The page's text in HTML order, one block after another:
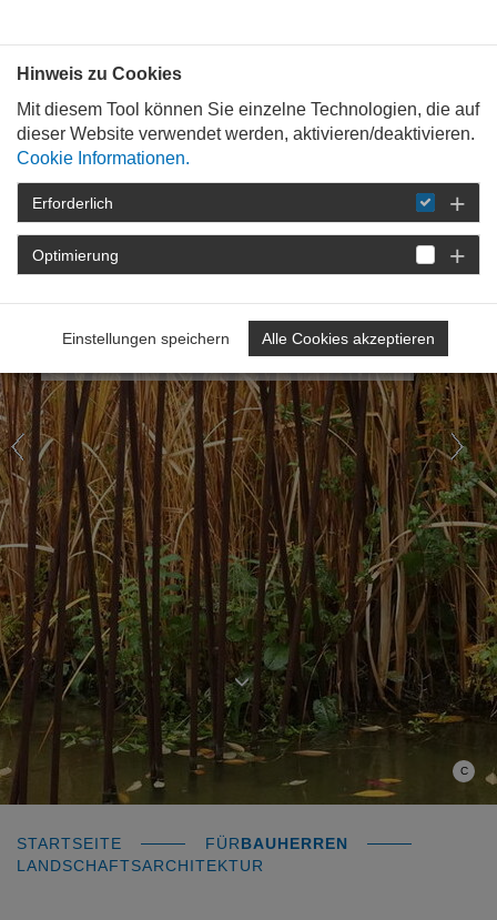
C
Fachgruppe
Landschaftsarchite
P
r
e
v
i
o
N
t
STARTSEITE FÜRBAUHERREN
LANDSCHAFTSARCHITEKTUR
Hinweis zu Cookies
Mit diesem Tool können Sie einzelne Technologien, die auf
dieser Website verwendet werden, aktivieren/deaktivieren.
Cookie Informationen.
Erforderlich
Optimierung
Einstellungen speichern Alle Cookies akzeptieren